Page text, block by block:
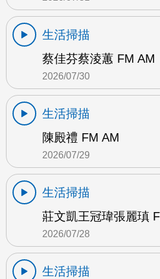
生活掃描
蔡佳芬蔡淩蕙 FM AM
2026/07/30
生活掃描
陳殿禮 FM AM
2026/07/29
生活掃描
莊文凱王冠瑋張麗瑱
2026/07/28
生活掃描